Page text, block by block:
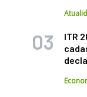
ITR